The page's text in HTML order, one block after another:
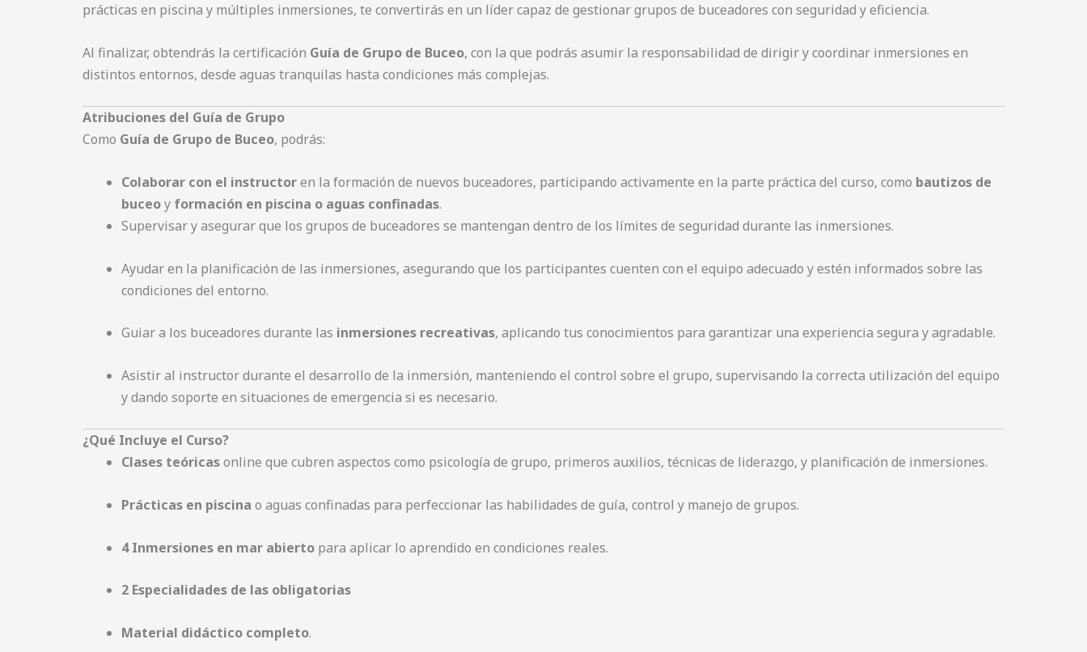
prácticas en piscina y múltiples inmersiones, te convertirás en un líder capaz de gestionar grupos de buceadores con seguridad y eficiencia.
Al finalizar, obtendrás la certificación Guía de Grupo de Buceo, con la que podrás asumir la responsabilidad de dirigir y coordinar inmersiones en
distintos entornos, desde aguas tranquilas hasta condiciones más complejas.
Atribuciones del Guía de Grupo
Como Guía de Grupo de Buceo, podrás:
Colaborar con el instructoren la formación de nuevos buceadores, participando activamente en la parte práctica del curso, como bautizos de
buceoy formación en piscina o aguas confinadas.
Supervisar y asegurar que los grupos de buceadores se mantengan dentro de los límites de seguridad durante las inmersiones.
Ayudar en la planificación de las inmersiones, asegurando que los participantes cuenten con el equipo adecuado y estén informados sobre las
condiciones del entorno.
Guiar a los buceadores durante las inmersiones recreativas, aplicando tus conocimientos para garantizar una experiencia segura y agradable.
Asistir al instructor durante el desarrollo de la inmersión, manteniendo el control sobre el grupo, supervisando la correcta utilización del equipo
y dando soporte en situaciones de emergencia si es necesario.
¿Qué Incluye el Curso?
Clases teóricasonline que cubren aspectos como psicología de grupo, primeros auxilios, técnicas de liderazgo, y planificación de inmersiones.
Prácticas en piscina o aguas confinadas para perfeccionar las habilidades de guía, control y manejo de grupos.
4 Inmersiones en mar abierto para aplicar lo aprendido en condiciones reales.
2 Especialidades de las obligatorias
Material didáctico completo.